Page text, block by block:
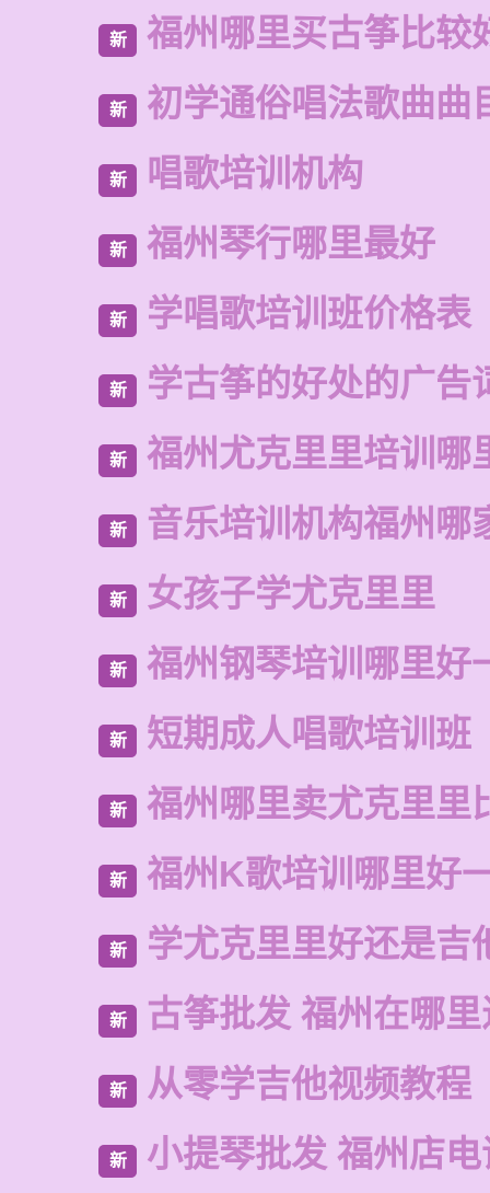
新 福州哪里买古筝比较
新 初学通俗唱法歌曲曲
新 唱歌培训机构
新 福州琴行哪里最好
新 学唱歌培训班价格表
新 学古筝的好处的广告
新 福州尤克里里培训哪
新 音乐培训机构福州哪
新 女孩子学尤克里里
新 福州钢琴培训哪里好
新 短期成人唱歌培训班
新 福州哪里卖尤克里里
新 福州K歌培训哪里好
新 学尤克里里好还是吉
新 古筝批发 福州在哪
新 从零学吉他视频教程
新 小提琴批发 福州店